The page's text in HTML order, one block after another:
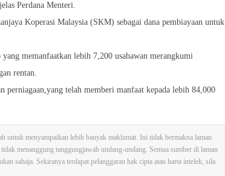
Perdana Menteri.
Koperasi Malaysia (SKM) sebagai dana pembiayaan untuk
memanfaatkan lebih 7,200 usahawan merangkumi
rentan.
telah memberi manfaat kepada lebih 84,000
untuk menyampaikan lebih banyak maklumat. Ini tidak bermakna laman
menanggung tanggungjawab undang-undang. Semua sumber di laman
sahaja. Sekiranya terdapat pelanggaran hak cipta atau harta intelek, sila